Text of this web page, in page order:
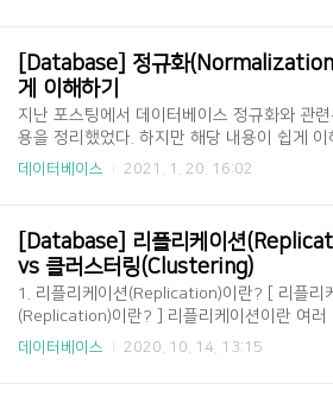
스(TSDB, Time Series Database) 란? [ 시
데이터(Time Series Data) 란? ] Time-
Data라고도 불리는 Time Seriese Data(시계
이터)는 시간에 따라 저장된 데이터를 의미한
계열 데이터들은 동일한 소스로부터 시간이 지
따라 만들어진 데이터들로 구성되므로 시간 경
[Database] 정규화
게 이해하기
지난 포스팅에서 데이터베이스 정규화와 관련
용을 정리했었다. 하지만 해당 내용이 쉽게 이
지 않는 것 같아서 정규화 관련 글을 풀어서 다
ion)의 기본 목표는 테이블 간에 중복된 데이
용하지 않는다는 것이다. 중복된 데이터를 허
않음으로써 무결성(Integrity)를 유지할 수 있
DB의 저장 용량 역시 줄일 수 있다. 이러한 테
을 분해하는 정규화 단계가 정의되어 있는데,
서 테이블을 어떻게 분해되는지에 따라 정규화
데이터베이스 2021. 1. 20. 16:02
[Database] 리플리케이션
vs 클러스터링(Clustering)
1. 리플리케이션(Replication)이란? [ 리플리
(Replication)이란? ] 리플리케이션이란 여러
DB를 권한에 따라 수직적인 구조(Master-
데이터베이스 2020. 10. 14. 13:15